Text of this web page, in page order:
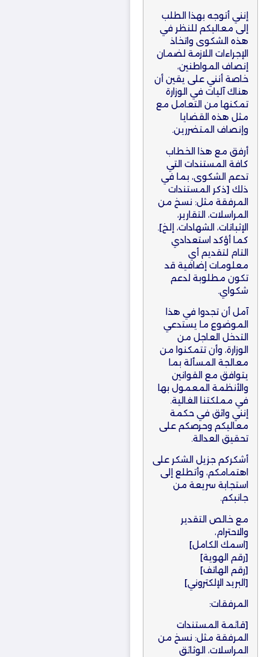
إنني أتوجه بهذا الطلب
إلى معاليكم للنظر في
هذه الشكوى واتخاذ
الإجراءات اللازمة لضمان
إنصاف المواطنين،
خاصة أنني على يقين أن
هناك آليات في الوزارة
تمكنها من التعامل مع
مثل هذه القضايا
وإنصاف المتضررين.
أرفق مع هذا الخطاب
كافة المستندات التي
تدعم الشكوى، بما في
ذلك [ذكر المستندات
المرفقة مثل: نسخ من
المراسلات، التقارير،
الإثباتات، الشهادات، إلخ].
كما أؤكد استعدادي
التام لتقديم أي
معلومات إضافية قد
تكون مطلوبة لدعم
شكواي.
آمل أن تجدوا في هذا
الموضوع ما يستدعي
التدخل العاجل من
الوزارة، وأن تتمكنوا من
معالجة المسألة بما
يتوافق مع القوانين
والأنظمة المعمول بها
في مملكتنا الغالية.
إنني واثق في حكمة
معاليكم وحرصكم على
تحقيق العدالة.
أشكركم جزيل الشكر على
اهتمامكم، وأتطلع إلى
استجابة سريعة من
جانبكم.
مع خالص التقدير
والاحترام،
[اسمك الكامل]
[رقم الهوية]
[رقم الهاتف]
[البريد الإلكتروني]
المرفقات:
[قائمة المستندات
المرفقة مثل: نسخ من
المراسلات، الوثائق